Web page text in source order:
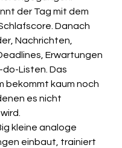
der Tag mit dem
Danach
Nachrichten,
Erwartungen
do-Listen. Das
bekommt kaum noch
es nicht
kleine analoge
einbaut, trainiert